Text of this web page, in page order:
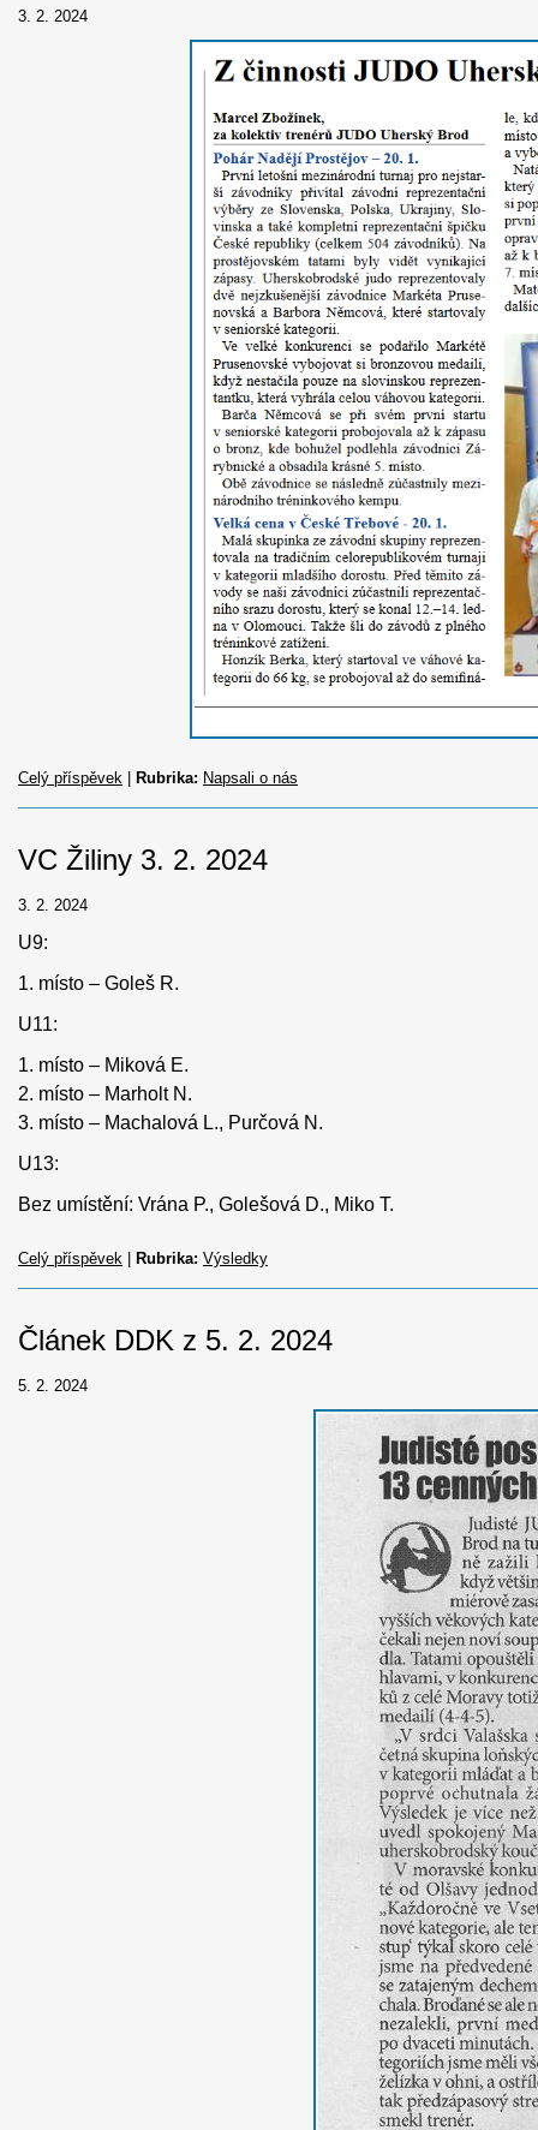
3. 2. 2024
Celý příspěvek Rubrika: Napsali o nás
VC Žiliny 3. 2. 2024
3. 2. 2024
U9:
1. místo – Goleš R.
U11:
1. místo – Miková E.
2. místo – Marholt N.
3. místo – Machalová L., Purčová N.
U13:
Bez umístění: Vrána P., Golešová D., Miko T.
Celý příspěvek Rubrika: Výsledky
Článek DDK z 5. 2. 2024
5. 2. 2024